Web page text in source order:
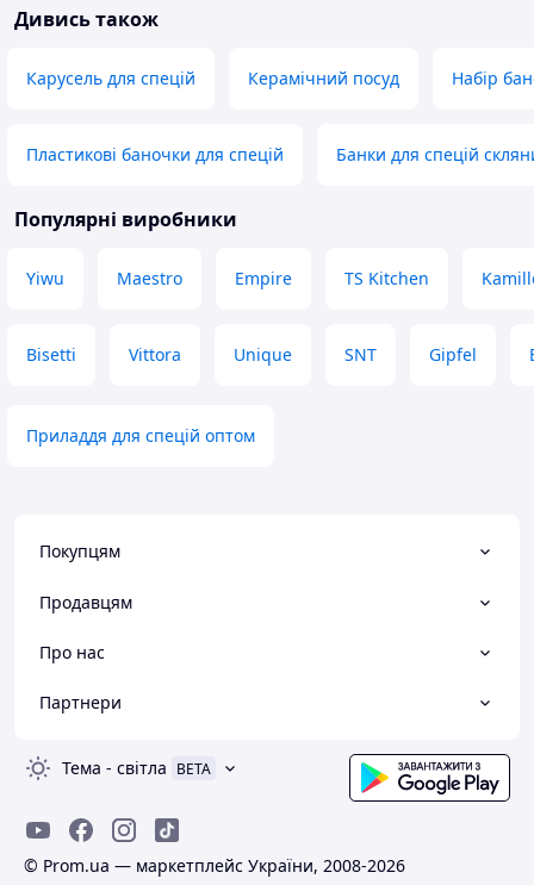
Дивись також
Карусель для спецій Керамічний посуд Набір
Пластикові баночки для спецій Банки для спецій
Популярні виробники
Yiwu Maestro Empire TS Kitchen
Bisetti Vittora Unique SNT Gipfel
Приладдя для спецій оптом
Покупцям
Продавцям
Про нас
Партнери
Тема - світла BETA
© Prom.ua — маркетплейс України, 2008-2026